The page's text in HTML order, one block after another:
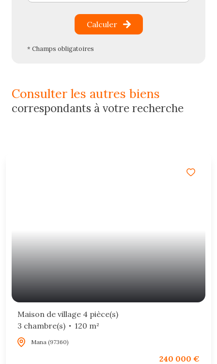
Calculer
* Champs obligatoires
consulter les autres biens
correspondants à votre recherche
Maison de village 4 pièce(s)
3 chambre(s)
120 m²
Mana (97360)
240 000 €